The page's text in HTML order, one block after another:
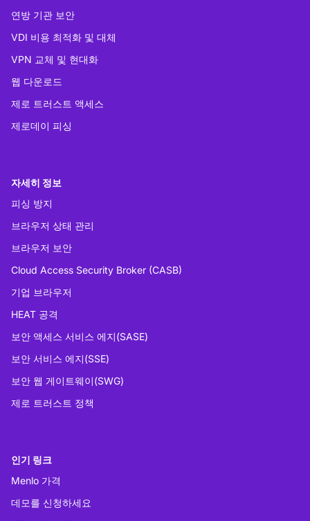
연방 기관 보안
VDI 비용 최적화 및 대체
VPN 교체 및 현대화
웹 다운로드
제로 트러스트 액세스
제로데이 피싱
자세히 정보
피싱 방지
브라우저 상태 관리
브라우저 보안
Cloud Access Security Broker (CASB)
기업 브라우저
HEAT 공격
보안 액세스 서비스 에지(SASE)
보안 서비스 에지(SSE)
보안 웹 게이트웨이(SWG)
제로 트러스트 정책
인기 링크
Menlo 가격
데모를 신청하세요